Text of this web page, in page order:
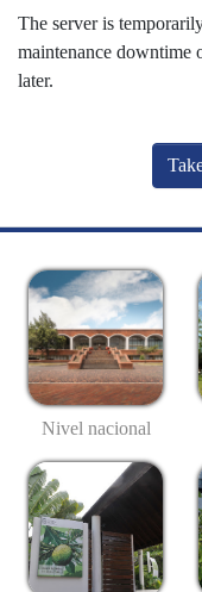
The server is
maintenance downtime
later.
Nivel nacional